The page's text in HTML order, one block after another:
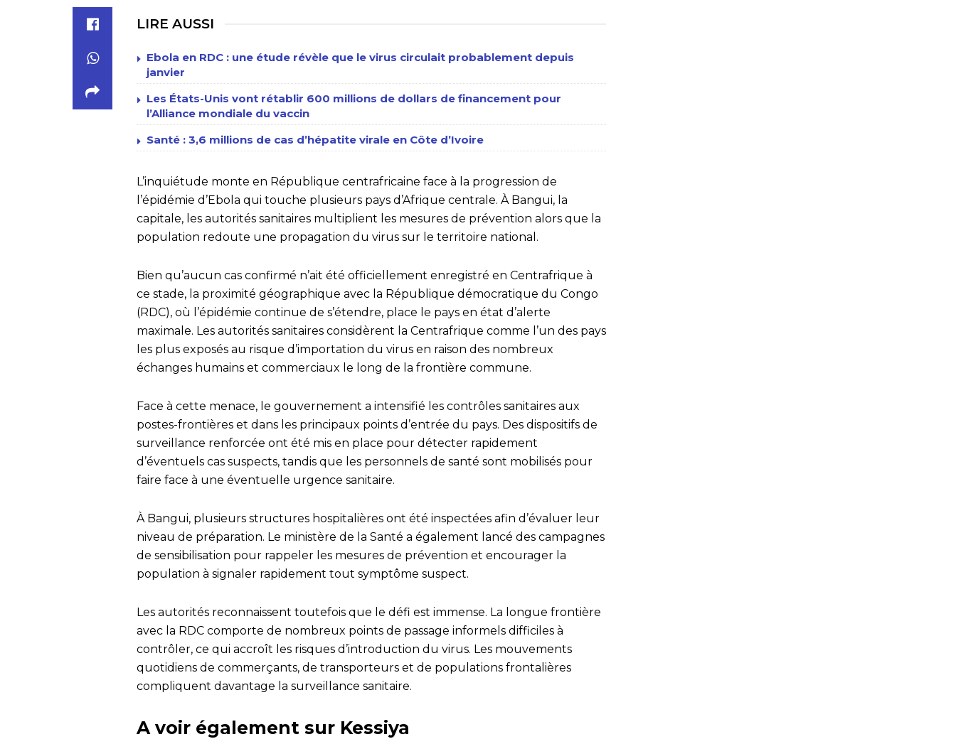
LIRE AUSSI
Ebola en RDC : une étude révèle que le virus circulait probablement depuis
janvier
Les États-Unis vont rétablir 600 millions de dollars de financement pour
l’Alliance mondiale du vaccin
Santé : 3,6 millions de cas d’hépatite virale en Côte d’Ivoire
L’inquiétude monte en République centrafricaine face à la progression de
l’épidémie d’Ebola qui touche plusieurs pays d’Afrique centrale. À Bangui, la
capitale, les autorités sanitaires multiplient les mesures de prévention alors que la
population redoute une propagation du virus sur le territoire national.
Bien qu’aucun cas confirmé n’ait été officiellement enregistré en Centrafrique à
ce stade, la proximité géographique avec la République démocratique du Congo
(RDC), où l’épidémie continue de s’étendre, place le pays en état d’alerte
maximale. Les autorités sanitaires considèrent la Centrafrique comme l’un des pays
les plus exposés au risque d’importation du virus en raison des nombreux
échanges humains et commerciaux le long de la frontière commune.
Face à cette menace, le gouvernement a intensifié les contrôles sanitaires aux
postes-frontières et dans les principaux points d’entrée du pays. Des dispositifs de
surveillance renforcée ont été mis en place pour détecter rapidement
d’éventuels cas suspects, tandis que les personnels de santé sont mobilisés pour
faire face à une éventuelle urgence sanitaire.
À Bangui, plusieurs structures hospitalières ont été inspectées afin d’évaluer leur
niveau de préparation. Le ministère de la Santé a également lancé des campagnes
de sensibilisation pour rappeler les mesures de prévention et encourager la
population à signaler rapidement tout symptôme suspect.
Les autorités reconnaissent toutefois que le défi est immense. La longue frontière
avec la RDC comporte de nombreux points de passage informels difficiles à
contrôler, ce qui accroît les risques d’introduction du virus. Les mouvements
quotidiens de commerçants, de transporteurs et de populations frontalières
compliquent davantage la surveillance sanitaire.
A voir également sur Kessiya